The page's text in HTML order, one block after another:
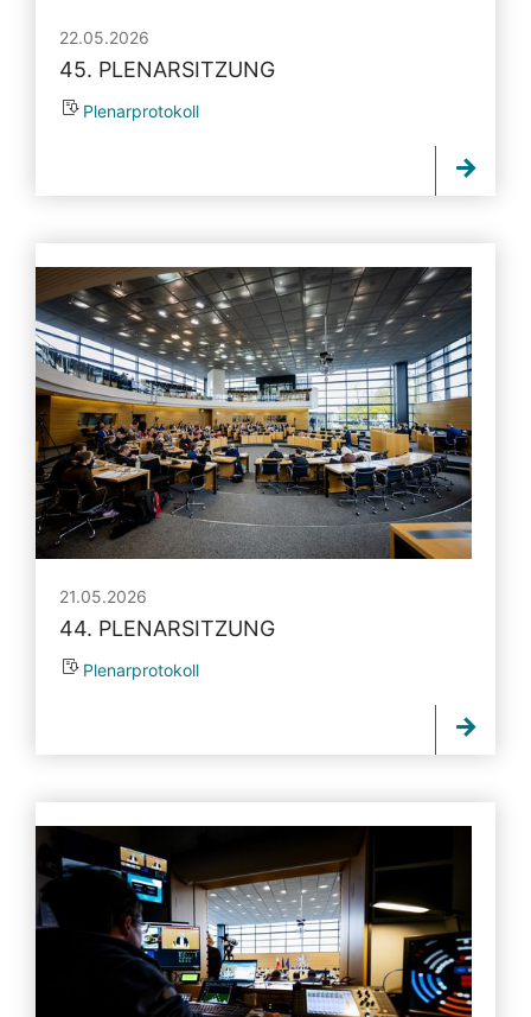
22.05.2026
45. PLENARSITZUNG
Plenarprotokoll
21.05.2026
44. PLENARSITZUNG
Plenarprotokoll